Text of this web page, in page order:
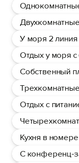
У моря 2
Отдых у моря с
Собственный
Отдых с
Кухня в номере
С конференц-